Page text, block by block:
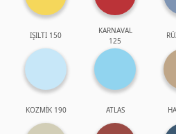
IŞILTI 150
KARNAVAL
125
KOZMİK 190 ATLAS